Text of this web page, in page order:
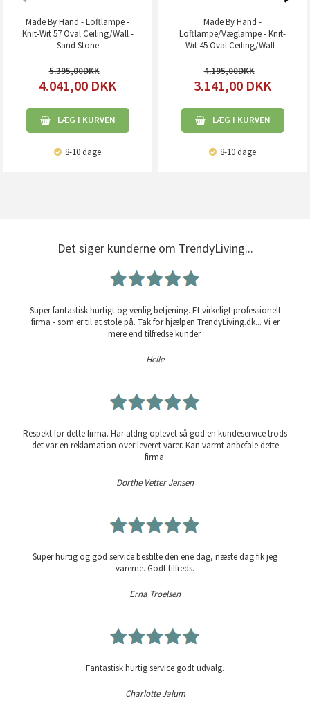
Made By Hand - Loftlampe -
Knit-Wit 57 Oval Ceiling/Wall -
Sand Stone
5.395,00
4.041,00 DKK
LÆG I KURVEN
8-10 dage
Made By Hand -
Loftlampe/Væglampe - Knit-
Wit 45 Oval Ceiling/Wall -
4.195,00
3.141,00 DKK
LÆG I KURVEN
8-10 dage
Det siger kunderne om TrendyLiving...
Super fantastisk hurtigt og venlig betjening. Et virkeligt professionelt
firma - som er til at stole på. Tak for hjælpen TrendyLiving.dk... Vi er
mere end tilfredse kunder.
Helle
Respekt for dette firma. Har aldrig oplevet så god en kundeservice trods
det var en reklamation over leveret varer. Kan varmt anbefale dette
firma.
Dorthe Vetter Jensen
Super hurtig og god service bestilte den ene dag, næste dag fik jeg
varerne. Godt tilfreds.
Erna Troelsen
Fantastisk hurtig service godt udvalg.
Charlotte Jalum